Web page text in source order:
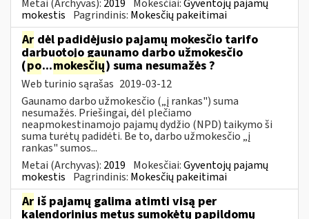
Metai (Archyvas): 2019 Mokesčiai:Gyventojų pajamų
mokestis Pagrindinis: Mokesčių pakeitimai
Ar dėl padidėjusio pajamų mokesčio tarifo
darbuotojo gaunamo darbo užmokesčio
(po...mokesčių) suma nesumažės ?
Web turinio sąrašas 2019-03-12
Gaunamo darbo užmokesčio („į rankas") suma
nesumažės. Priešingai, dėl plečiamo
neapmokestinamojo pajamų dydžio (NPD) taikymo ši
suma turėtų padidėti. Be to, darbo užmokesčio „į
rankas" sumos...
Metai (Archyvas): 2019 Mokesčiai:Gyventojų pajamų
mokestis Pagrindinis: Mokesčių pakeitimai
Ar iš pajamų galima atimti visą per
kalendorinius metus sumokėtų papildomų